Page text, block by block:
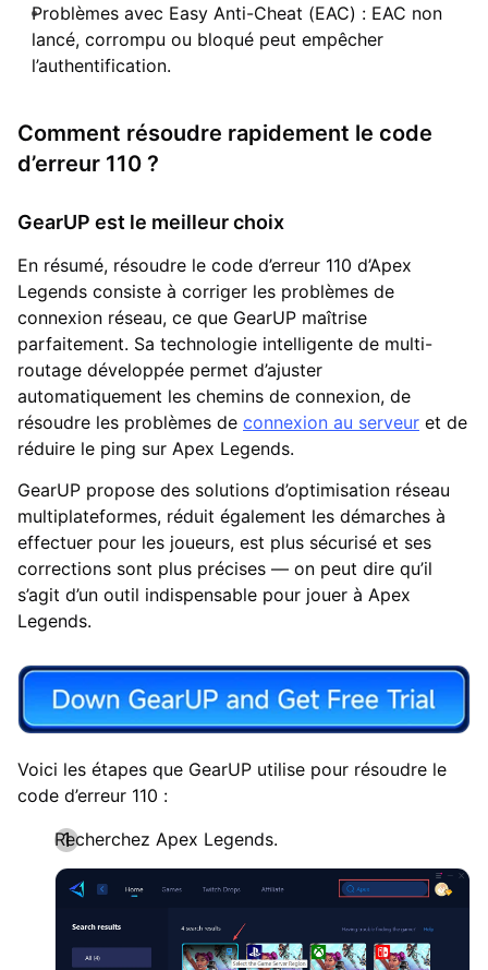
Problèmes avec Easy Anti-Cheat (EAC) : EAC non
lancé, corrompu ou bloqué peut empêcher
l’authentification.
Comment résoudre rapidement le code
d’erreur 110 ?
GearUP est le meilleur choix
En résumé, résoudre le code d’erreur 110 d’Apex
Legends consiste à corriger les problèmes de
connexion réseau, ce que GearUP maîtrise
parfaitement. Sa technologie intelligente de multi-
routage développée permet d’ajuster
automatiquement les chemins de connexion, de
résoudre les problèmes de connexion au serveur et de
réduire le ping sur Apex Legends.
GearUP propose des solutions d’optimisation réseau
multiplateformes, réduit également les démarches à
effectuer pour les joueurs, est plus sécurisé et ses
corrections sont plus précises — on peut dire qu’il
s’agit d’un outil indispensable pour jouer à Apex
Legends.
Voici les étapes que GearUP utilise pour résoudre le
code d’erreur 110 :
Recherchez Apex Legends.